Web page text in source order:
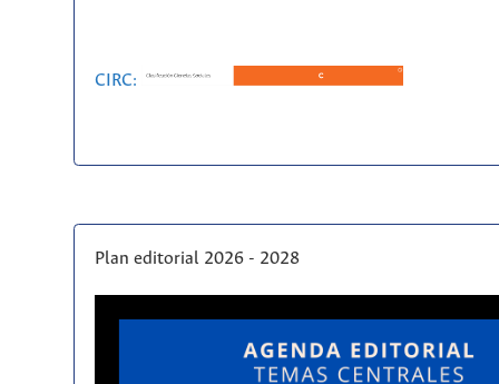
CIRC:
Plan editorial 2026 - 2028